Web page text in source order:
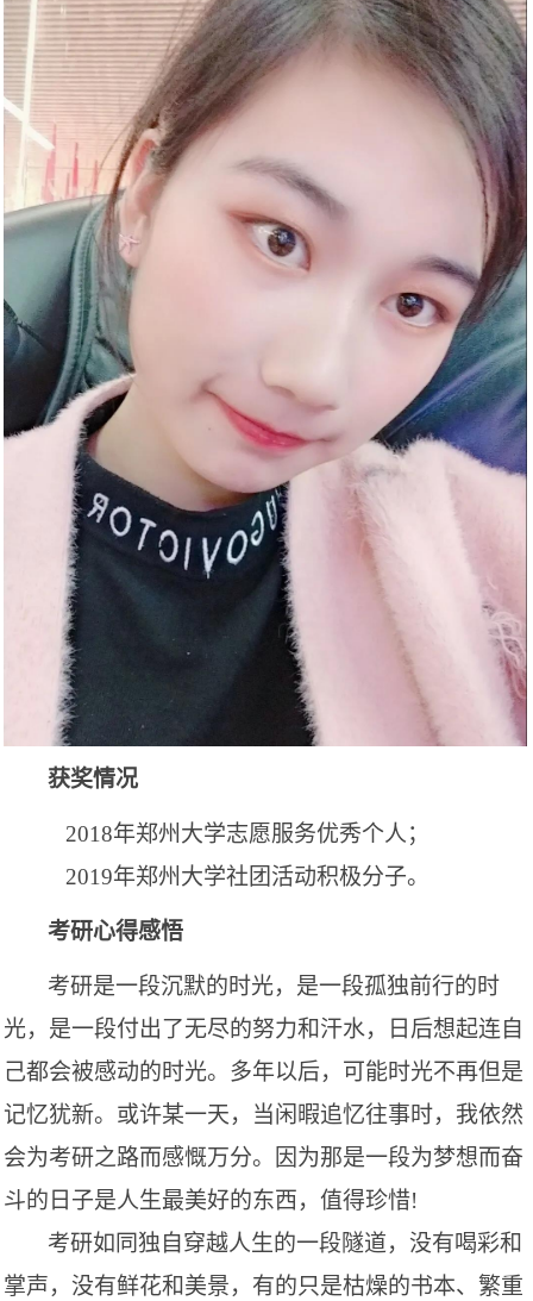
获奖情况
2018年郑州大学志愿服务优秀个人；
2019年郑州大学社团活动积极分子。
考研心得感悟
考研是一段沉默的时光，是一段孤独前行的时
光，是一段付出了无尽的努力和汗水，日后想起连自
己都会被感动的时光。多年以后，可能时光不再但是
记忆犹新。或许某一天，当闲暇追忆往事时，我依然
会为考研之路而感慨万分。因为那是一段为梦想而奋
斗的日子是人生最美好的东西，值得珍惜!
考研如同独自穿越人生的一段隧道，没有喝彩和
掌声，没有鲜花和美景，有的只是枯燥的书本、繁重